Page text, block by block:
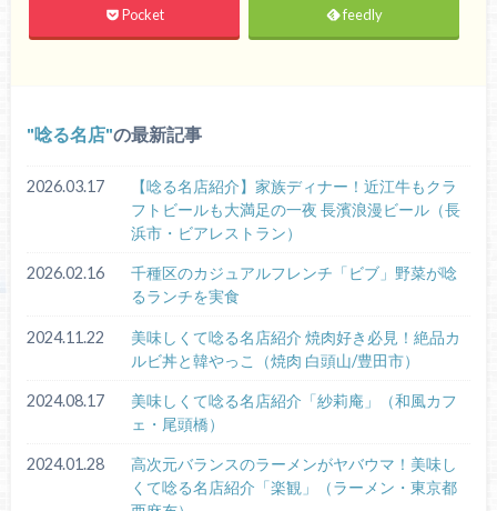
Pocket feedly
唸る名店 の最新記事
2026.03.17
【唸る名店紹介】家族ディナー！近江牛もクラ
フトビールも大満足の一夜 長濱浪漫ビール（長
浜市・ビアレストラン）
2026.02.16
千種区のカジュアルフレンチ「ビブ」野菜が唸
るランチを実食
2024.11.22
美味しくて唸る名店紹介 焼肉好き必見！絶品カ
ルビ丼と韓やっこ（焼肉 白頭山/豊田市）
2024.08.17
美味しくて唸る名店紹介「紗莉庵」（和風カフ
ェ・尾頭橋）
2024.01.28
高次元バランスのラーメンがヤバウマ！美味し
くて唸る名店紹介「楽観」（ラーメン・東京都